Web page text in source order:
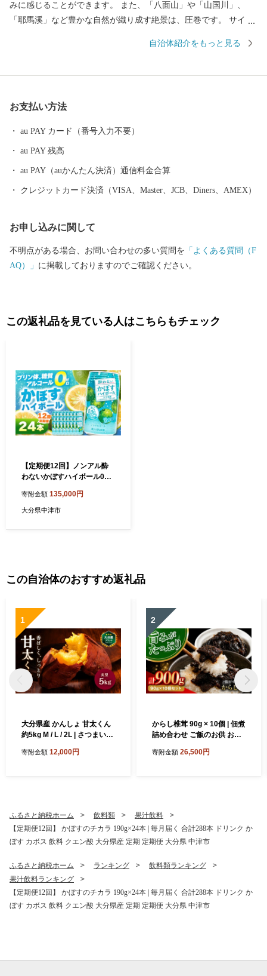
みに感じることができます。 また、「八面山」や「山国川」、
「耶馬溪」など豊かな自然が織り成す絶景は、圧巻です。 サイク
す。 もちろん、市内には温泉スポットも点在しており、‘おんせん
自治体紹介をもっと見る
お支払い方法
au PAY カード（番号入力不要）
au PAY 残高
au PAY（auかんたん決済）通信料金合算
クレジットカード決済（VISA、Master、JCB、Diners、AMEX）
お申し込みに関して
不明点がある場合、お問い合わせの多い質問を 「よくある質問（F
AQ）」 に掲載しておりますのでご確認ください。
この返礼品を見ている人はこちらもチェック
【定期便12回】ノンアル酔
わないかぼすハイボール0%
ルコール アルコール0％ 大分
県産かぼす使用 九州産 チュ
寄附金額 135,000円
大分県中津市
この自治体のおすすめ返礼品
1
大分県産 かんしょ 甘太くん
約5kg M / L / 2L | さつまいも
紅はるか べにはるか 焼き芋
寄附金額 12,000円
2
からし椎茸 90g × 10個 | 佃煮
詰め合わせ ご飯のお供 おか
茸 シイタケ 辛子 からし カラ
寄附金額 26,500円
ふるさと納税ホーム 飲料類
果汁飲料
【定期便12回】 かぼすのチカラ 190g×24本 | 毎月届く 合計288本 ドリンク か
ぼす カボス 飲料 クエン酸 大分県産 定期 定期便 大分県 中津市
ふるさと納税ホーム ランキング
飲料類ランキング
果汁飲料ランキング
【定期便12回】 かぼすのチカラ 190g×24本 | 毎月届く 合計288本 ドリンク か
ぼす カボス 飲料 クエン酸 大分県産 定期 定期便 大分県 中津市